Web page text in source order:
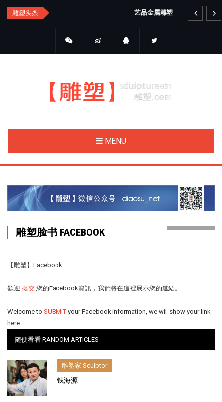
Skip
雕塑头条
MENU
雕塑脸书 FACEBOOK
【雕塑】 Facebook
歡迎 提交 您的Facebook資訊，我們將在這裡展示您的連結。
Welcome to SUBMIT your Facebook information, we will show your link
here.
随便看看 RANDOM ARTICLES
雕塑家 Sculptor
钱海源